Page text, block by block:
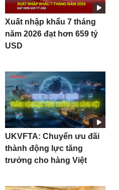
Xuất nhập khẩu 7 tháng
năm 2026 đạt hơn 659 tỷ
USD
UKVFTA: Chuyển ưu đãi
thành động lực tăng
trưởng cho hàng Việt